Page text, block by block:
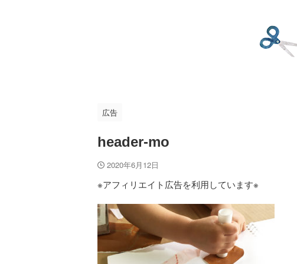
広告
header-mo
2020年6月12日
※アフィリエイト広告を利用しています※